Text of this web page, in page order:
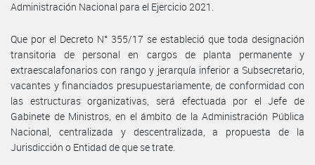
Administración Nacional para el Ejercicio 2021.
Que por el Decreto N° 355/17 se estableció que toda designación
transitoria de personal en cargos de planta permanente y
extraescalafonarios con rango y jerarquía inferior a Subsecretario,
vacantes y financiados presupuestariamente, de conformidad con
las estructuras organizativas, será efectuada por el Jefe de
Gabinete de Ministros, en el ámbito de la Administración Pública
Nacional, centralizada y descentralizada, a propuesta de la
Jurisdicción o Entidad de que se trate.